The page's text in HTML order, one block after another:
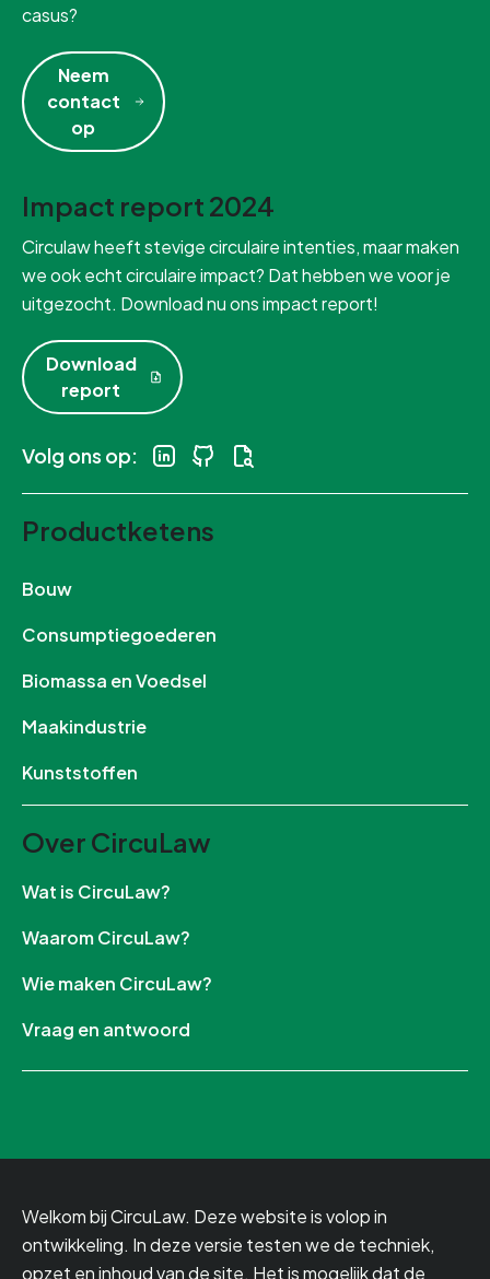
casus?
Neem
contact
op
Impact report 2024
Circulaw heeft stevige circulaire intenties, maar maken
we ook echt circulaire impact? Dat hebben we voor je
uitgezocht. Download nu ons impact report!
Download
report
Volg ons op:
Productketens
Bouw
Consumptiegoederen
Biomassa en Voedsel
Maakindustrie
Kunststoffen
Over CircuLaw
Wat is CircuLaw?
Waarom CircuLaw?
Wie maken CircuLaw?
Vraag en antwoord
Welkom bij CircuLaw. Deze website is volop in
ontwikkeling. In deze versie testen we de techniek,
opzet en inhoud van de site. Het is mogelijk dat de